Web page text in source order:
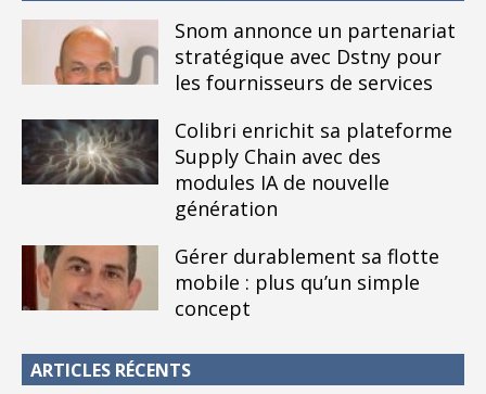
Snom annonce un partenariat
stratégique avec Dstny pour
les fournisseurs de services
Colibri enrichit sa plateforme
Supply Chain avec des
modules IA de nouvelle
génération
Gérer durablement sa flotte
mobile : plus qu’un simple
concept
ARTICLES RÉCENTS